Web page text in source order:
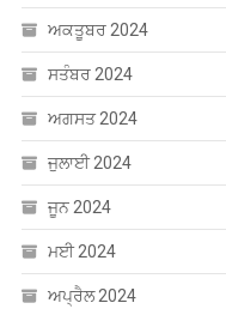
ਅਕਤੂਬਰ 2024
ਸਤੰਬਰ 2024
ਅਗਸਤ 2024
ਜੁਲਾਈ 2024
ਜੂਨ 2024
ਮਈ 2024
ਅਪ੍ਰੈਲ 2024